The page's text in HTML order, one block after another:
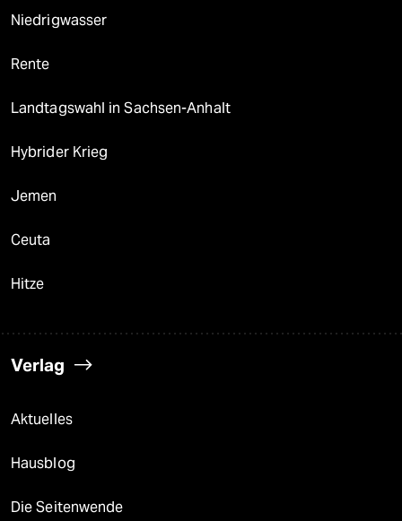
Niedrigwasser
Rente
Landtagswahl in Sachsen-Anhalt
Hybrider Krieg
Jemen
Ceuta
Hitze
Verlag
Aktuelles
Hausblog
Die Seitenwende